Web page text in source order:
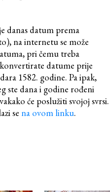
danas datum prema
na internetu se može
pri čemu treba
datume prije
1582. godine. Pa ipak,
ste dana i godine rođeni
će poslužiti svojoj svrsi.
se na ovom linku.